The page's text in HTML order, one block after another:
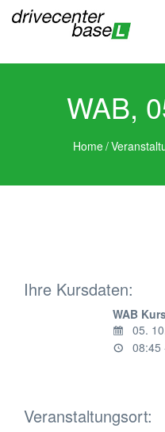
WAB,
Home/
Ihre Kursdaten:
WAB
05.
08:45
Veranstaltungsort: